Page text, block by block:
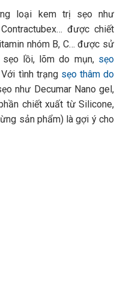
loại kem trị sẹo như
được chiết
nhóm B, C… được sử
lồi, lõm do mụn, sẹo
tình trạng sẹo thâm do
như Decumar Nano gel,
chiết xuất từ Silicone,
sản phẩm) là gợi ý cho